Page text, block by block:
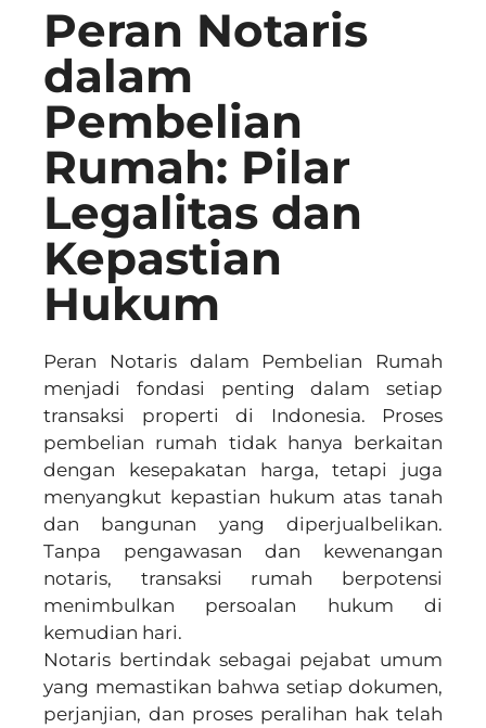
Peran Notaris
dalam
Pembelian
Rumah: Pilar
Legalitas dan
Kepastian
Hukum
Peran Notaris dalam Pembelian Rumah
menjadi fondasi penting dalam setiap
transaksi properti di Indonesia. Proses
pembelian rumah tidak hanya berkaitan
dengan kesepakatan harga, tetapi juga
menyangkut kepastian hukum atas tanah
dan bangunan yang diperjualbelikan.
Tanpa pengawasan dan kewenangan
notaris, transaksi rumah berpotensi
menimbulkan persoalan hukum di
kemudian hari.
Notaris bertindak sebagai pejabat umum
yang memastikan bahwa setiap dokumen,
perjanjian, dan proses peralihan hak telah